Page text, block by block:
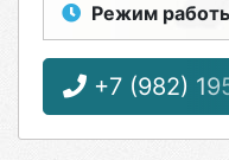
Режим
+7 (982)